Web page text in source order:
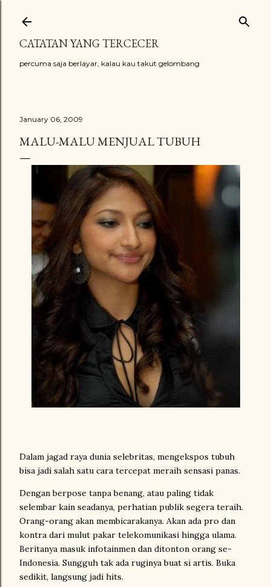
CATATAN YANG TERCECER
percuma saja berlayar, kalau kau takut gelombang
January 06, 2009
MALU-MALU MENJUAL TUBUH
Dalam jagad raya dunia selebritas, mengekspos tubuh
bisa jadi salah satu cara tercepat meraih sensasi panas.
Dengan berpose tanpa benang, atau paling tidak
selembar kain seadanya, perhatian publik segera teraih.
Orang-orang akan membicarakanya. Akan ada pro dan
kontra dari mulut pakar telekomunikasi hingga ulama.
Beritanya masuk infotainmen dan ditonton orang se-
Indonesia. Sungguh tak ada ruginya buat si artis. Buka
sedikit, langsung jadi hits.